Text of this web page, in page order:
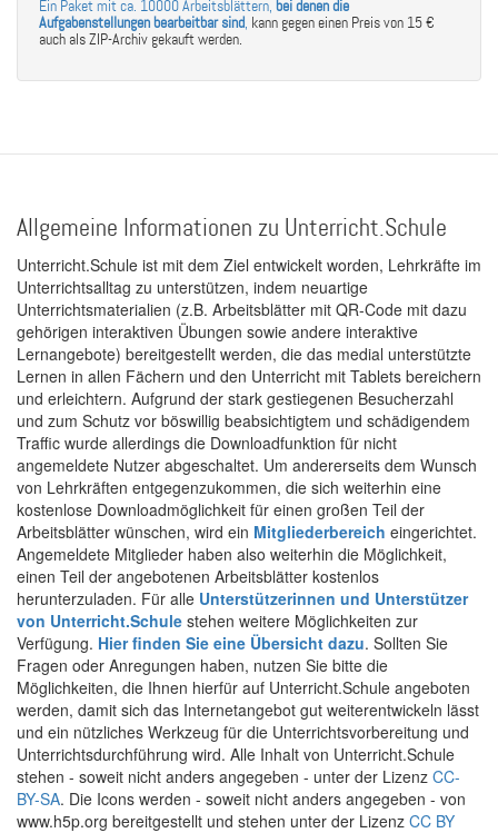
Ein Paket mit ca. 10000 Arbeitsblättern, bei denen die
Aufgabenstellungen bearbeitbar sind, kann gegen einen Preis von 15 €
auch als ZIP-Archiv gekauft werden.
Allgemeine Informationen zu Unterricht.Schule
Unterricht.Schule ist mit dem Ziel entwickelt worden, Lehrkräfte im
Unterrichtsalltag zu unterstützen, indem neuartige
Unterrichtsmaterialien (z.B. Arbeitsblätter mit QR-Code mit dazu
gehörigen interaktiven Übungen sowie andere interaktive
Lernangebote) bereitgestellt werden, die das medial unterstützte
Lernen in allen Fächern und den Unterricht mit Tablets bereichern
und erleichtern. Aufgrund der stark gestiegenen Besucherzahl
und zum Schutz vor böswillig beabsichtigtem und schädigendem
Traffic wurde allerdings die Downloadfunktion für nicht
angemeldete Nutzer abgeschaltet. Um andererseits dem Wunsch
von Lehrkräften entgegenzukommen, die sich weiterhin eine
kostenlose Downloadmöglichkeit für einen großen Teil der
Arbeitsblätter wünschen, wird ein Mitgliederbereich eingerichtet.
Angemeldete Mitglieder haben also weiterhin die Möglichkeit,
einen Teil der angebotenen Arbeitsblätter kostenlos
herunterzuladen. Für alle Unterstützerinnen und Unterstützer
von Unterricht.Schule stehen weitere Möglichkeiten zur
Verfügung. Hier finden Sie eine Übersicht dazu. Sollten Sie
Fragen oder Anregungen haben, nutzen Sie bitte die
Möglichkeiten, die Ihnen hierfür auf Unterricht.Schule angeboten
werden, damit sich das Internetangebot gut weiterentwickeln lässt
und ein nützliches Werkzeug für die Unterrichtsvorbereitung und
Unterrichtsdurchführung wird. Alle Inhalt von Unterricht.Schule
stehen - soweit nicht anders angegeben - unter der Lizenz CC-
BY-SA. Die Icons werden - soweit nicht anders angegeben - von
www.h5p.org bereitgestellt und stehen unter der Lizenz CC BY